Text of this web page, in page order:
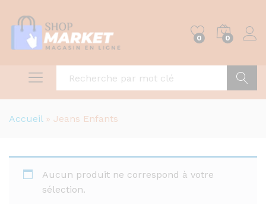
0 0
Accueil» Jeans Enfants
Aucun produit ne correspond à votre
sélection.